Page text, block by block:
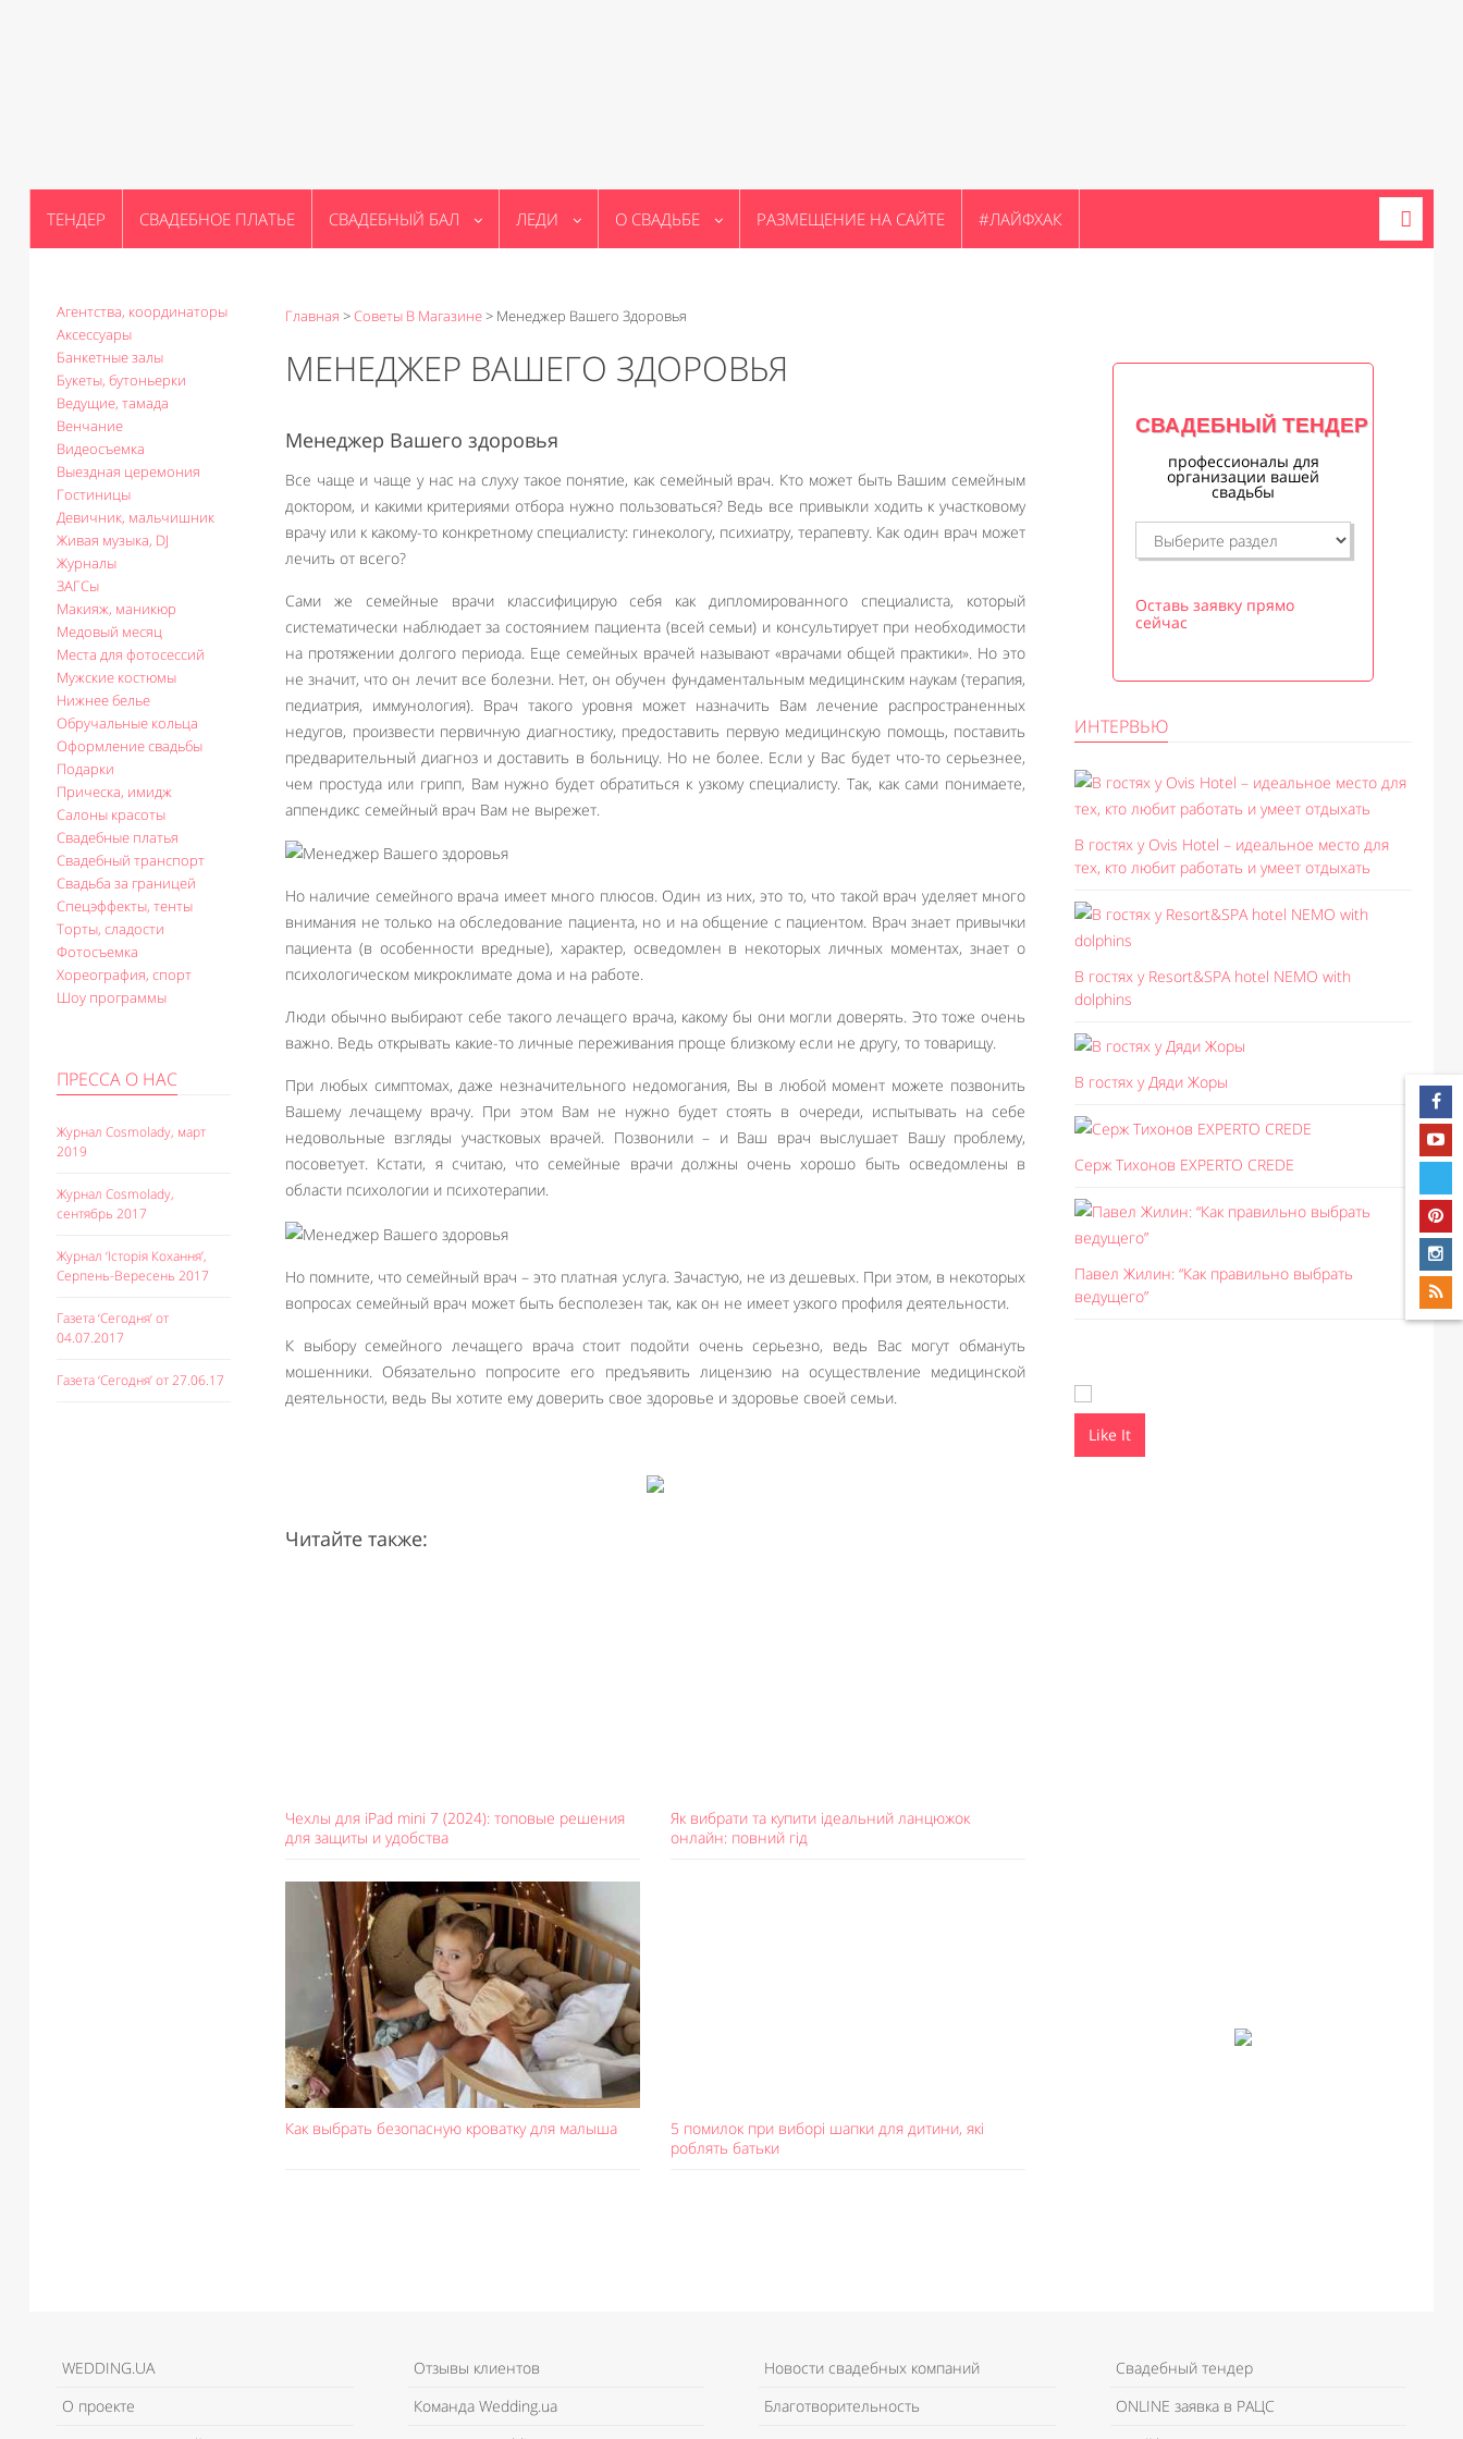
ТЕНДЕР СВАДЕБНОЕ ПЛАТЬЕ СВАДЕБНЫЙ БАЛ ЛЕДИ О СВАДЬБЕ РАЗМЕЩЕНИЕ НА САЙТЕ #ЛАЙФХАК
Агентства, координаторы
Аксессуары
Банкетные залы
Букеты, бутоньерки
Ведущие, тамада
Венчание
Видеосъемка
Выездная церемония
Гостиницы
Девичник, мальчишник
Живая музыка, DJ
Журналы
ЗАГСы
Макияж, маникюр
Медовый месяц
Места для фотосессий
Мужские костюмы
Нижнее белье
Обручальные кольца
Оформление свадьбы
Подарки
Прическа, имидж
Салоны красоты
Свадебные платья
Свадебный транспорт
Свадьба за границей
Спецэффекты, тенты
Торты, сладости
Фотосъемка
Хореография, спорт
Шоу программы
ПРЕССА О НАС
Журнал Cosmolady, март
2019
Журнал Cosmolady,
сентябрь 2017
Журнал ‘Історія Кохання’,
Серпень-Вересень 2017
Газета ‘Сегодня’ от
04.07.2017
Газета ‘Сегодня’ от 27.06.17
Главная >Советы В Магазине> Менеджер Вашего Здоровья
МЕНЕДЖЕР ВАШЕГО ЗДОРОВЬЯ
Менеджер Вашего здоровья
Все чаще и чаще у нас на слуху такое понятие, как семейный врач. Кто может быть Вашим семейным
доктором, и какими критериями отбора нужно пользоваться? Ведь все привыкли ходить к участковому
врачу или к какому-то конкретному специалисту: гинекологу, психиатру, терапевту. Как один врач может
лечить от всего?
Сами же семейные врачи классифицирую себя как дипломированного специалиста, который
систематически наблюдает за состоянием пациента (всей семьи) и консультирует при необходимости
на протяжении долгого периода. Еще семейных врачей называют «врачами общей практики». Но это
не значит, что он лечит все болезни. Нет, он обучен фундаментальным медицинским наукам (терапия,
педиатрия, иммунология). Врач такого уровня может назначить Вам лечение распространенных
недугов, произвести первичную диагностику, предоставить первую медицинскую помощь, поставить
предварительный диагноз и доставить в больницу. Но не более. Если у Вас будет что-то серьезнее,
чем простуда или грипп, Вам нужно будет обратиться к узкому специалисту. Так, как сами понимаете,
аппендикс семейный врач Вам не вырежет.
Но наличие семейного врача имеет много плюсов. Один из них, это то, что такой врач уделяет много
внимания не только на обследование пациента, но и на общение с пациентом. Врач знает привычки
пациента (в особенности вредные), характер, осведомлен в некоторых личных моментах, знает о
психологическом микроклимате дома и на работе.
Люди обычно выбирают себе такого лечащего врача, какому бы они могли доверять. Это тоже очень
важно. Ведь открывать какие-то личные переживания проще близкому если не другу, то товарищу.
При любых симптомах, даже незначительного недомогания, Вы в любой момент можете позвонить
Вашему лечащему врачу. При этом Вам не нужно будет стоять в очереди, испытывать на себе
недовольные взгляды участковых врачей. Позвонили – и Ваш врач выслушает Вашу проблему,
посоветует. Кстати, я считаю, что семейные врачи должны очень хорошо быть осведомлены в
области психологии и психотерапии.
Но помните, что семейный врач – это платная услуга. Зачастую, не из дешевых. При этом, в некоторых
вопросах семейный врач может быть бесполезен так, как он не имеет узкого профиля деятельности.
К выбору семейного лечащего врача стоит подойти очень серьезно, ведь Вас могут обмануть
мошенники. Обязательно попросите его предъявить лицензию на осуществление медицинской
деятельности, ведь Вы хотите ему доверить свое здоровье и здоровье своей семьи.
Читайте также:
Чехлы для iPad mini 7 (2024): топовые решения
для защиты и удобства
Як вибрати та купити ідеальний ланцюжок
онлайн: повний гід
Как выбрать безопасную кроватку для малыша
5 помилок при виборі шапки для дитини, які
роблять батьки
СВАДЕБНЫЙ ТЕНДЕР
профессионалы для
организации вашей
свадьбы
Оставь заявку прямо
сейчас
ИНТЕРВЬЮ
В гостях у Ovis Hotel – идеальное место для
тех, кто любит работать и умеет отдыхать
В гостях у Resort&SPA hotel NEMO with
dolphins
В гостях у Дяди Жоры
Серж Тихонов EXPERTO CREDE
Павел Жилин: “Как правильно выбрать
ведущего”
Like It
WEDDING.UA
О проекте
Отзывы клиентов
Команда Wedding.ua
Новости свадебных компаний
Благотворительность
Свадебный тендер
ONLINE заявка в РАЦС